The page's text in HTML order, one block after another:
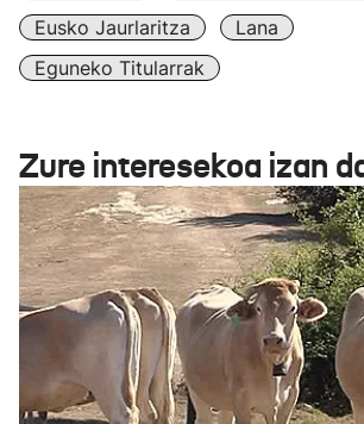
Eusko Jaurlaritza
Lana
Eguneko Titularrak
Zure interesekoa izan